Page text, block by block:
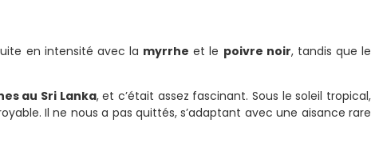
en intensité avec la myrrhe et le poivre noir, tandis que le
au Sri Lanka, et c’était assez fascinant. Sous le soleil tropical,
Il ne nous a pas quittés, s’adaptant avec une aisance rare